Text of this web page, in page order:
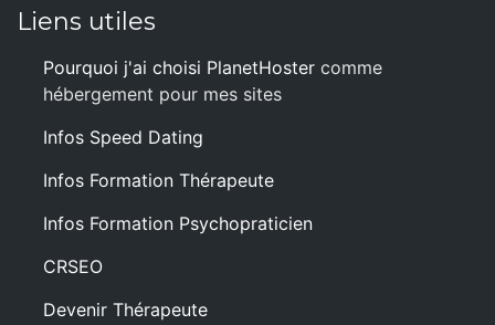
Liens utiles
Pourquoi j'ai choisi PlanetHoster comme
hébergement pour mes sites
Infos Speed Dating
Infos Formation Thérapeute
Infos Formation Psychopraticien
CRSEO
Devenir Thérapeute